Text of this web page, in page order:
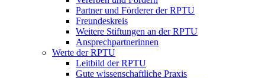
Partner und Förderer der RPTU
Freundeskreis
Weitere Stiftungen an der RPTU
Ansprechpartnerinnen
Werte der RPTU
Leitbild der RPTU
Gute wissenschaftliche Praxis